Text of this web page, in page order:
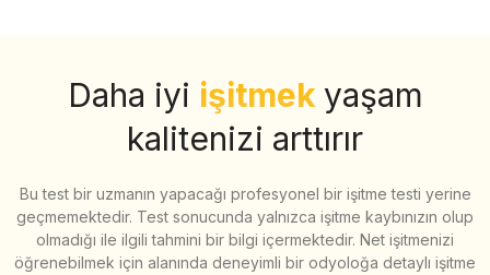
Daha iyi işitmek yaşam
kalitenizi arttırır
Bu test bir uzmanın yapacağı profesyonel bir işitme testi yerine
geçmemektedir. Test sonucunda yalnızca işitme kaybınızın olup
olmadığı ile ilgili tahmini bir bilgi içermektedir. Net işitmenizi
öğrenebilmek için alanında deneyimli bir odyoloğa detaylı işitme